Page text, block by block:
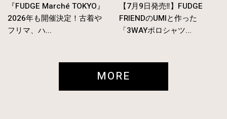
『FUDGE Marché TOKYO』
2026年も開催決定！古着や
フリマ、ハ...
【7月9日発売‼︎】FUDGE
FRIENDのUMIと作った
「3WAYポロシャツ...
MORE